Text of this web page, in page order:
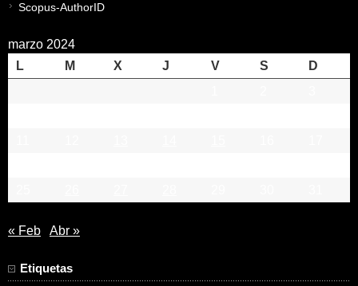
Scopus-AuthorID
marzo 2024
L
M X J V S
D
« Feb Abr »
Etiquetas